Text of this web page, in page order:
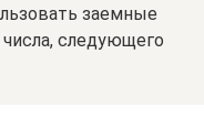
заемные
следующего